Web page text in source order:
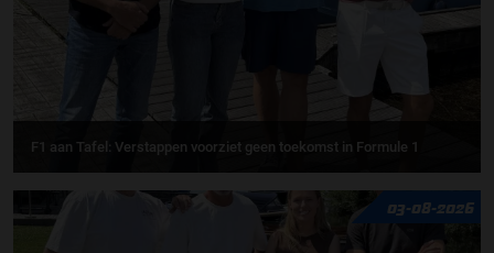
F1 aan Tafel: Verstappen voorziet geen toekomst in Formule 1
03-08-2026